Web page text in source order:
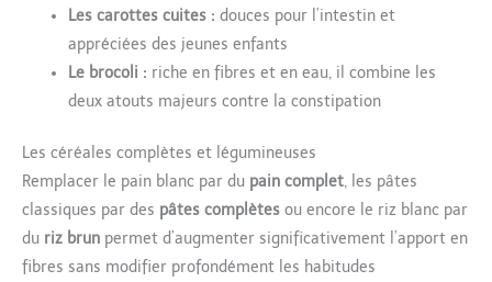
Les carottes cuites : douces pour l’intestin et
appréciées des jeunes enfants
Le brocoli : riche en fibres et en eau, il combine les
deux atouts majeurs contre la constipation
Les céréales complètes et légumineuses
Remplacer le pain blanc par du pain complet, les pâtes
classiques par des pâtes complètes ou encore le riz blanc par
du riz brun permet d’augmenter significativement l’apport en
fibres sans modifier profondément les habitudes